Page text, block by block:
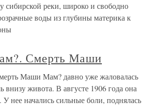
сибирской реки, широко и свободно
воды из глубины материка к
Смерть Маши
Маши Мам? давно уже жаловалась
внизу живота. В августе 1906 года она
У нее начались сильные боли, поднялась